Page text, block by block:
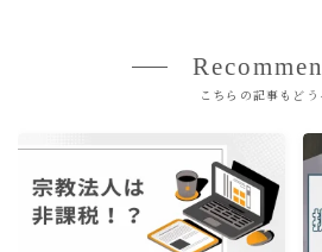
こちらの記事もどう